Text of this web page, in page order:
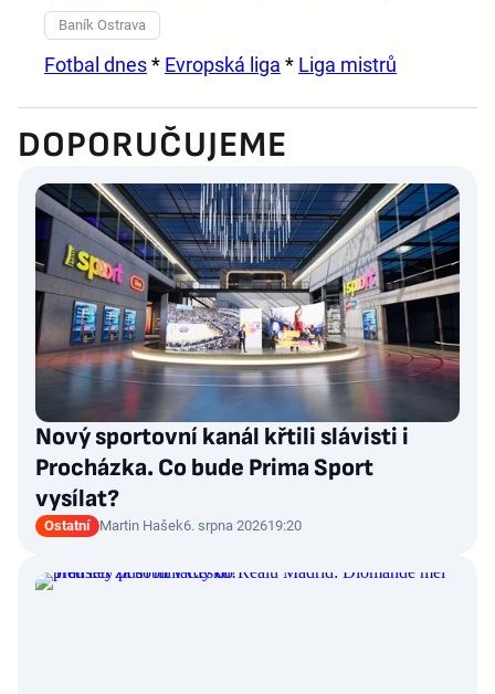
Baník Ostrava
Fotbal dnes* Evropská liga * Liga mistrů
DOPORUČUJEME
Nový sportovní kanál křtili slávisti i
Procházka. Co bude Prima Sport
vysílat?
Ostatní Martin Hašek6. srpna 202619:20